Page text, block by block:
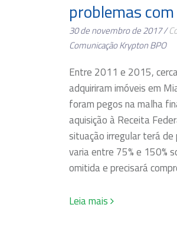
problemas
30 de novembro de 2017 /
Comunicação Krypton BPO
Entre 2011 e 2015,
adquiriram imóveis em
foram pegos na malha
aquisição à Receita
situação irregular terá
varia entre 75% e 150%
omitida e precisará
Leia mais